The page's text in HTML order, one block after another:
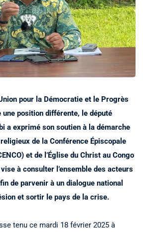
pour la Démocratie et le Progrès
une position différente, le député
a exprimé son soutien à la démarche
de la Conférence Épiscopale
et de l’Église du Christ au Congo
à consulter l’ensemble des acteurs
de parvenir à un dialogue national
et sortir le pays de la crise.
tenu ce mardi 18 février 2025 à